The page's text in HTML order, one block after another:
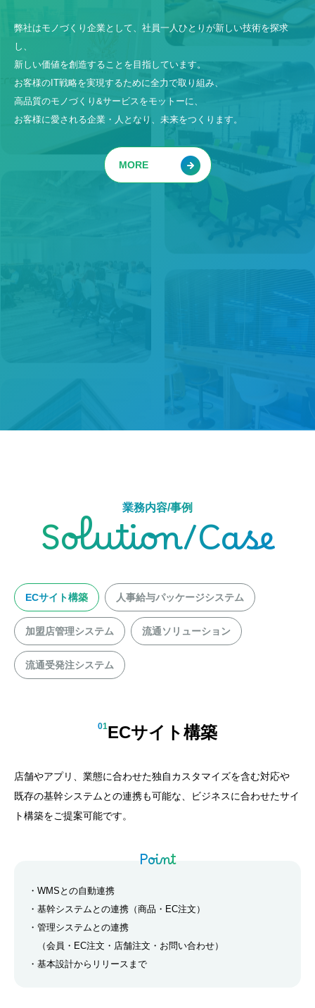
弊社はモノづくり企業として、社員一人ひとりが新しい技術を探求
し、
新しい価値を創造することを目指しています。
お客様のIT戦略を実現するために全力で取り組み、
高品質のモノづくり&サービスをモットーに、
お客様に愛される企業・人となり、未来をつくります。
MORE
業務内容/事例
Solution/Case
ECサイト構築 人事給与パッケージシステム
加盟店管理システム 流通ソリューション
流通受発注システム
01ECサイト構築
店舗やアプリ、業態に合わせた独自カスタマイズを含む対応や
既存の基幹システムとの連携も可能な、ビジネスに合わせたサイ
ト構築をご提案可能です。
Point
・WMSとの自動連携
・基幹システムとの連携（商品・EC注文）
・管理システムとの連携
（会員・EC注文・店舗注文・お問い合わせ）
・基本設計からリリースまで